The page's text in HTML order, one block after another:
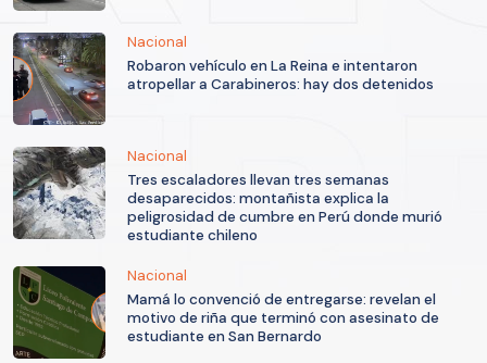
Nacional
Robaron vehículo en La Reina e intentaron
atropellar a Carabineros: hay dos detenidos
Nacional
Tres escaladores llevan tres semanas
desaparecidos: montañista explica la
peligrosidad de cumbre en Perú donde murió
estudiante chileno
Nacional
Mamá lo convenció de entregarse: revelan el
motivo de riña que terminó con asesinato de
estudiante en San Bernardo